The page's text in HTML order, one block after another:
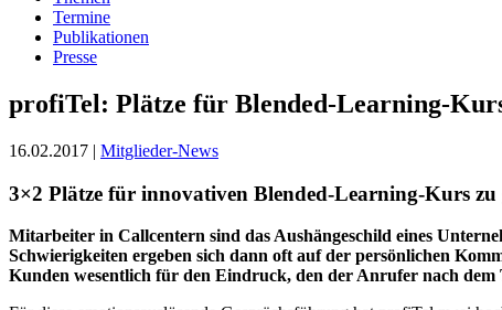
Termine
Publikationen
Presse
profiTel: Plätze für Blended-Learning-
16.02.2017 | Mitglieder-News
3×2 Plätze für innovativen Blended-Learning-Kurs zu
Mitarbeiter in Callcentern sind das Aushängeschild eines
Schwierigkeiten ergeben sich dann oft auf der persönlichen
Kunden wesentlich für den Eindruck, den der Anrufer nach